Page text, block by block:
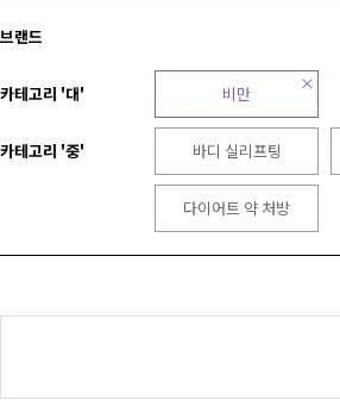
브랜드
카테고리 '대' 비만
카테고리 '중' 바디 실리프팅
다이어트 약 처방